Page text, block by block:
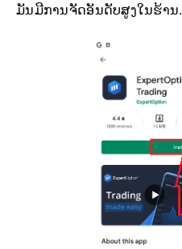
ມັນມີການຈັດອັນດັບສູງໃນຮ້ານ.